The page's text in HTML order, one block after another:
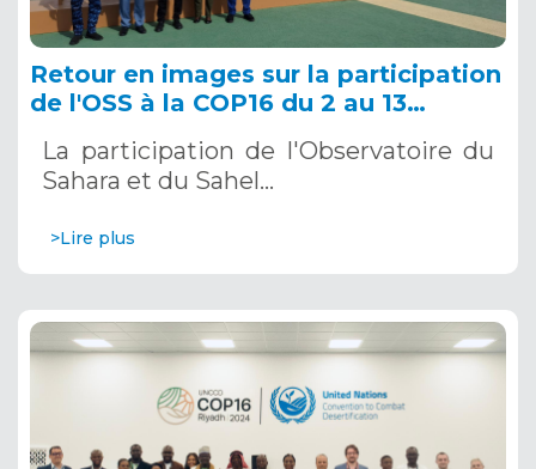
Retour en images sur la participation
de l'OSS à la COP16 du 2 au 13
Saoudite
La participation de l'Observatoire du
Sahara et du Sahel…
>Lire plus